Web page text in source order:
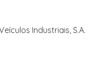
Industriais, S.A.